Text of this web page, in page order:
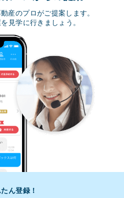
産のプロがご提案します。
見学に行きましょう。
ん登録！